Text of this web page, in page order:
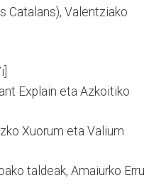
Catalans), Valentziako
Explain eta Azkoitiko
Xuorum eta Valium
taldeak, Amaiurko Erru